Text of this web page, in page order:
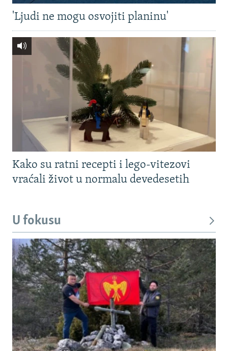
'Ljudi ne mogu osvojiti planinu'
Kako su ratni recepti i lego-vitezovi
vraćali život u normalu devedesetih
U fokusu